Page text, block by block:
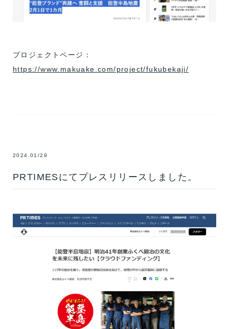
プロジェクトページ：
https://www.makuake.com/project/fukubekaji/
2024.01/29
PRTIMESにてプレスリリースしました。